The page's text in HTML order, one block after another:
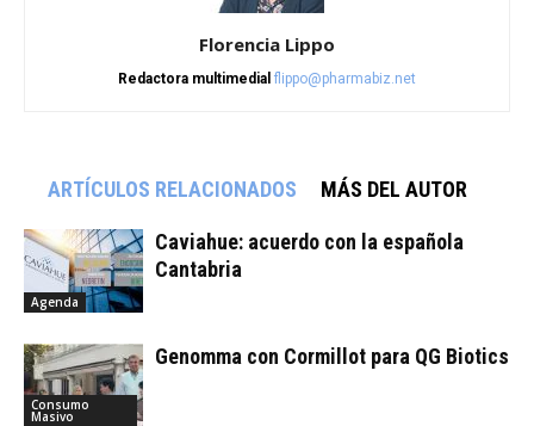
Florencia Lippo
Redactora multimedial flippo@pharmabiz.net
ARTÍCULOS RELACIONADOS MÁS DEL AUTOR
Agenda
Caviahue: acuerdo con la española
Cantabria
Consumo
Masivo
Genomma con Cormillot para QG Biotics